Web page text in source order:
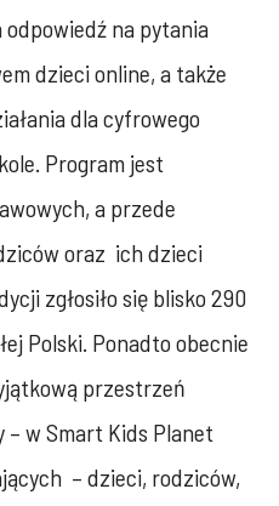
odpowiedź na pytania
dzieci online, a także
dla cyfrowego
Program jest
a przede
oraz ich dzieci
zgłosiło się blisko 290
Polski. Ponadto obecnie
przestrzeń
– w Smart Kids Planet
– dzieci, rodziców,